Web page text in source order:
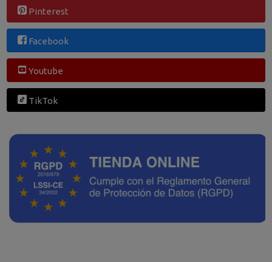
Pinterest
Facebook
Youtube
TikTok